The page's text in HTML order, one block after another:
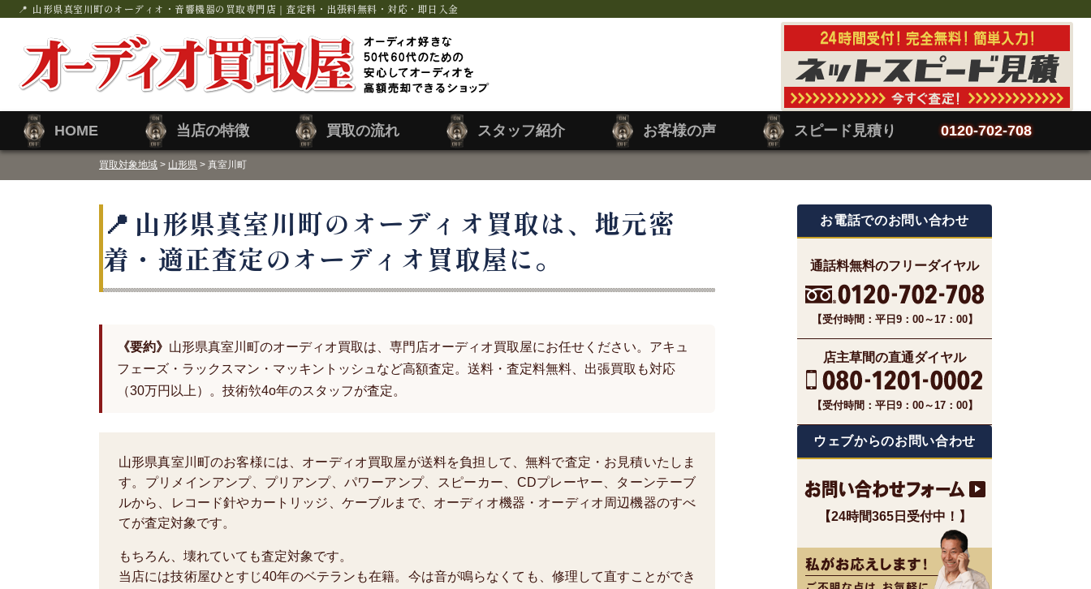
山形県真室川町のオーディオ・音響機器の買取専門店｜査定料・出張料無料・対応・即日入金
HOME 当店の特徴 買取の流れ スタッフ紹介 お客様の声 スピード見積り 0120-702-708
買取対象地域 > 山形県 > 真室川町
山形県真室川町のオーディオ買取は、地元密
着・適正査定のオーディオ買取屋に。
《要約》 山形県真室川町のオーディオ買取は、専門店オーディオ買取屋にお任せください。アキュ
フェーズ・ラックスマン・マッキントッシュなど高額査定。送料・査定料無料、出張買取も対応
（30万円以上）。技術欦4o年のスタッフが査定。
山形県真室川町のお客様には、オーディオ買取屋が送料を負担して、無料で査定・お見積いたしま
す。プリメインアンプ、プリアンプ、パワーアンプ、スピーカー、CDプレーヤー、ターンテーブ
ルから、レコード針やカートリッジ、ケーブルまで、オーディオ機器・オーディオ周辺機器のすべ
てが査定対象です。
もちろん、壊れていても査定対象です。
当店には技術屋ひとすじ40年のベテランも在籍。今は音が鳴らなくても、修理して直すことができ
お電話でのお問い合わせ
通話料無料のフリーダイヤル
【受付時間：平日9：00～17：00】
店主草間の直通ダイヤル
【受付時間：平日9：00～17：00】
ウェブからのお問い合わせ
【24時間365日受付中！】